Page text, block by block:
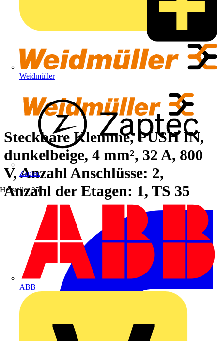
Weidmüller
Zaptec
Hersteller 35
ABB
Steckbare Klemme, PUSH IN,
dunkelbeige, 4 mm², 32 A, 800
V, Anzahl Anschlüsse: 2,
Anzahl der Etagen: 1, TS 35